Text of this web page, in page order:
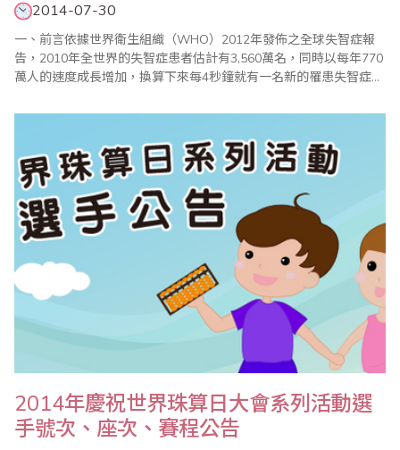
2014-07-30
一、前言依據世界衛生組織（WHO）2012年發佈之全球失智症報
告，2010年全世界的失智症患者估計有3,560萬名，同時以每年770
萬人的速度成長增加，換算下來每4秒鐘就有一名新的罹患失智症病
國際阿茲海黙症協會（ADI）也有報告指出，2005 年亞太地區的失
2014年慶祝世界珠算日大會系列活動選
手號次、座次、賽程公告